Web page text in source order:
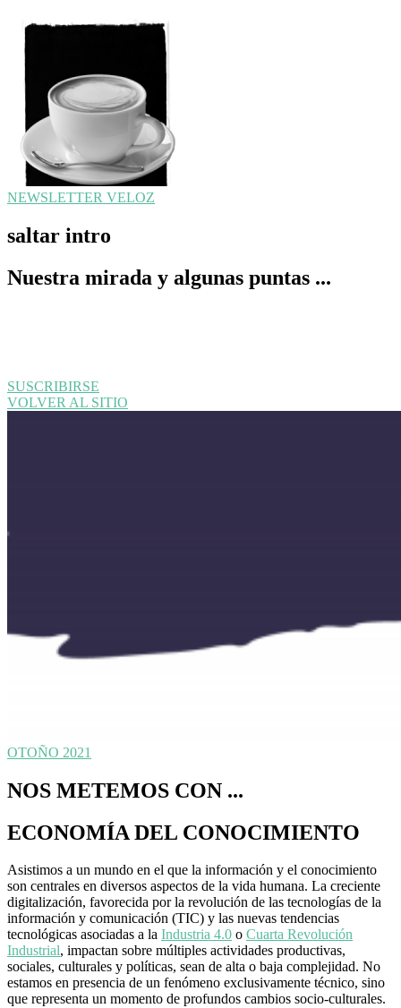
NEWSLETTER VELOZ
saltar intro
Nuestra mirada y algunas puntas ...
SUSCRIBIRSE
VOLVER AL SITIO
OTOÑO 2021
NOS METEMOS CON ...
ECONOMÍA DEL CONOCIMIENTO
Asistimos a un mundo en el que la información y el conocimiento
son centrales en diversos aspectos de la vida humana. La creciente
digitalización, favorecida por la revolución de las tecnologías de la
información y comunicación (TIC) y las nuevas tendencias
tecnológicas asociadas a la Industria 4.0 o Cuarta Revolución
Industrial, impactan sobre múltiples actividades productivas,
sociales, culturales y políticas, sean de alta o baja complejidad. No
estamos en presencia de un fenómeno exclusivamente técnico, sino
que representa un momento de profundos cambios socio-culturales.